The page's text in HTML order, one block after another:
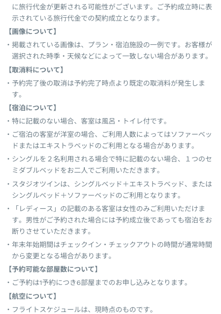
に旅行代金が更新される可能性がございます。ご予約成立時に表
示されている旅行代金での契約成立となります。
【画像について】
掲載されている画像は、プラン・宿泊施設の一例です。お客様が
選択された時季・天候などによって一致しない場合があります。
【取消料について】
予約完了後の取消は予約完了時点より既定の取消料が発生しま
す。
【宿泊について】
特に記載のない場合、客室は風呂・トイレ付です。
ご宿泊の客室が洋室の場合、ご利用人数によってはソファーベッ
ドまたはエキストラベッドのご利用となる場合があります。
シングルを２名利用される場合で特に記載のない場合、１つのセ
ミダブルベッドをお二人でご利用いただきます。
スタジオツインは、シングルベッド＋エキストラベッド、または
シングルベッド＋ソファーベッドのご利用となります。
「レディース」の記載のある客室は女性のみご利用いただけま
す。男性がご予約された場合には予約成立後であっても宿泊をお
断りさせていただきます。
年末年始期間はチェックイン・チェックアウトの時間が通常時間
から変更となる場合があります。
【予約可能な部屋数について】
ご予約は1予約につき6部屋までのお申し込みとなります。
【航空について】
フライトスケジュールは、現時点のものです。